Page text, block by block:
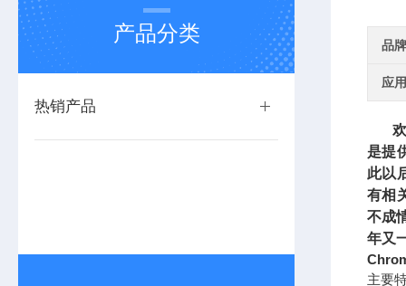
产品分类
热销产品
品牌
应
欢
是提
此以
有相
不成
年又
主要